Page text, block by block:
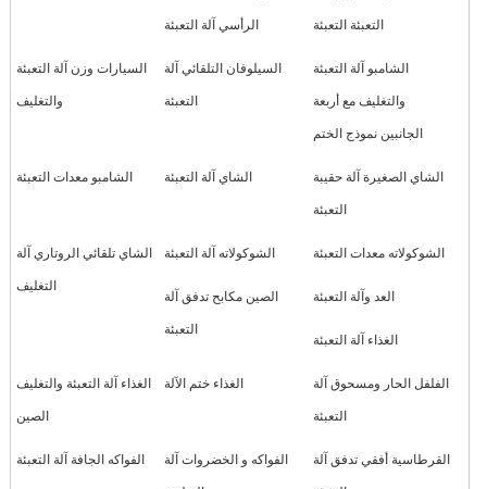
الرأسي آلة التعبئة التعبئة التعبئة
السيارات وزن آلة التعبئة
والتغليف
السيلوفان التلقائي آلة
التعبئة
الشامبو آلة التعبئة
والتغليف مع أربعة
الجانبين نموذج الختم
الشامبو معدات التعبئة الشاي آلة التعبئة الشاي الصغيرة آلة حقيبة
التعبئة
الشاي تلقائي الروتاري آلة
التغليف
الشوكولاته آلة التعبئة الشوكولاته معدات التعبئة
الصين مكابح تدفق آلة
التعبئة
العد وآلة التعبئة
الغذاء آلة التعبئة
الغذاء آلة التعبئة والتغليف
الصين
الغذاء ختم الآلة الفلفل الحار ومسحوق آلة
التعبئة
الفواكه الجافة آلة التعبئة الفواكه و الخضروات آلة القرطاسية أفقي تدفق آلة